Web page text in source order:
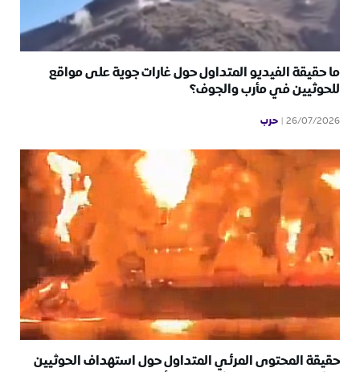
ما حقيقة الفيديو المتداول حول غارات جوية على مواقع
للحوثيين في مأرب والجوف؟
26/07/2026 حرب
حقيقة المحتوى المرئي المتداول حول استهداف الحوثيين